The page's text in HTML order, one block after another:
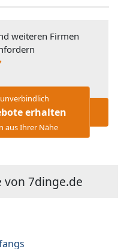
weiteren Firmen
erhalten
aus Ihrer Nähe
von 7dinge.de